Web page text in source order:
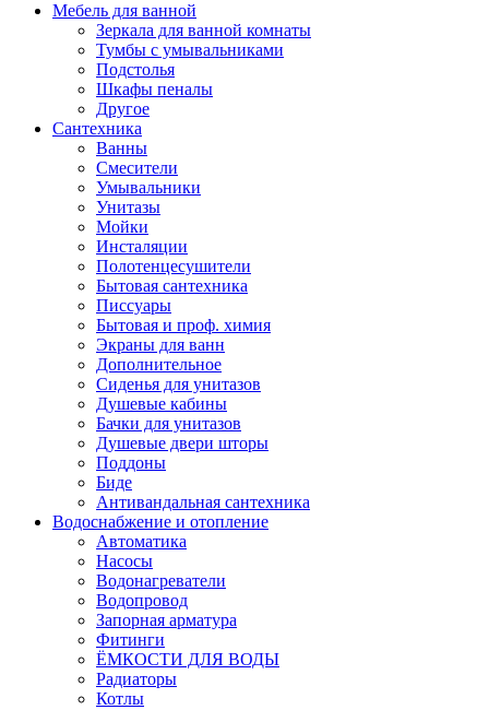
Мебель для ванной
Зеркала для ванной комнаты
Тумбы с умывальниками
Подстолья
Шкафы пеналы
Другое
Сантехника
Ванны
Смесители
Умывальники
Унитазы
Мойки
Инсталяции
Полотенцесушители
Бытовая сантехника
Писсуары
Бытовая и проф. химия
Экраны для ванн
Дополнительное
Сиденья для унитазов
Душевые кабины
Бачки для унитазов
Душевые двери шторы
Поддоны
Биде
Антивандальная сантехника
Водоснабжение и отопление
Автоматика
Насосы
Водонагреватели
Водопровод
Запорная арматура
Фитинги
ЁМКОСТИ ДЛЯ ВОДЫ
Радиаторы
Котлы